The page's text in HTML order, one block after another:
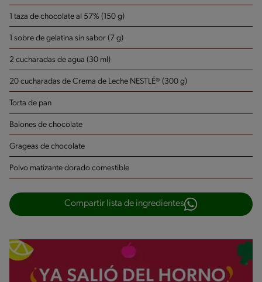
1 taza de chocolate al 57% (150 g)
1 sobre de gelatina sin sabor (7 g)
2 cucharadas de agua (30 ml)
20 cucharadas de Crema de Leche NESTLÉ® (300 g)
Torta de pan
Balones de chocolate
Grageas de chocolate
Polvo matizante dorado comestible
Compartir lista de ingredientes